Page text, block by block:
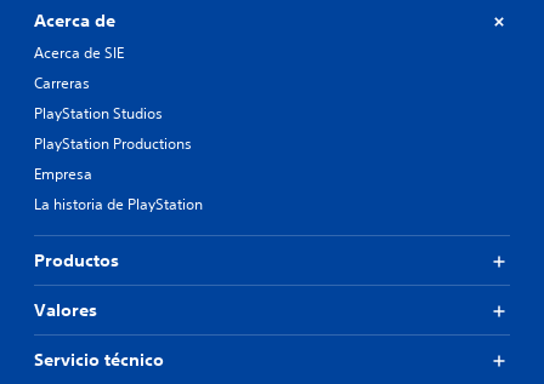
Acerca de
Acerca de SIE
Carreras
PlayStation Studios
PlayStation Productions
Empresa
La historia de PlayStation
Productos
Valores
Servicio técnico